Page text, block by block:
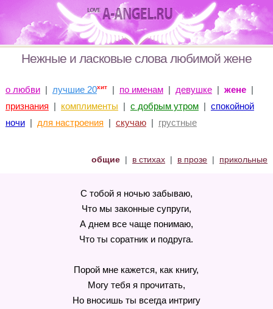
Нежные и ласковые слова любимой жене
о любви| лучшие 20хит| по именам| девушке| жене|
признания | комплименты | с добрым утром| спокойной
ночи| для настроения | скучаю| грустные
общие | в стихах | в прозе | прикольные
С тобой я ночью забываю,
Что мы законные супруги,
А днем все чаще понимаю,
Что ты соратник и подруга.
Порой мне кажется, как книгу,
Могу тебя я прочитать,
Но вносишь ты всегда интригу